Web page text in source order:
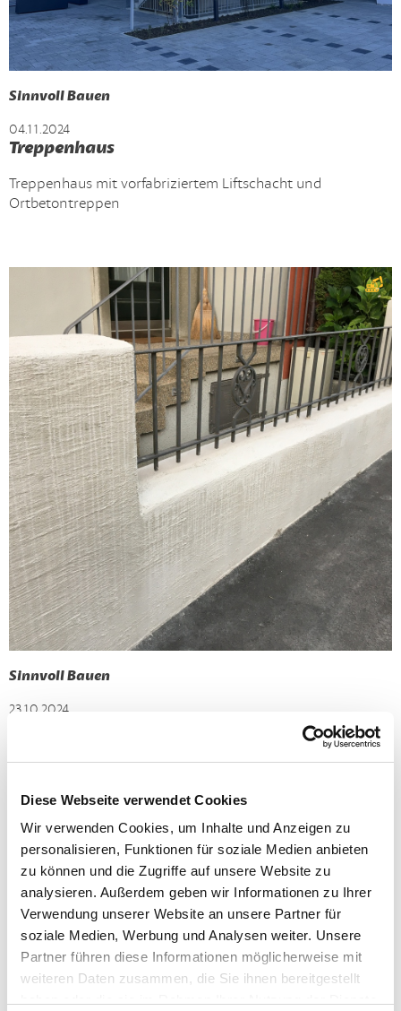
Diese Webseite verwendet Cookies
Wir verwenden Cookies, um Inhalte und Anzeigen zu
personalisieren, Funktionen für soziale Medien anbieten
zu können und die Zugriffe auf unsere Website zu
analysieren. Außerdem geben wir Informationen zu Ihrer
Verwendung unserer Website an unsere Partner für
soziale Medien, Werbung und Analysen weiter. Unsere
Partner führen diese Informationen möglicherweise mit
weiteren Daten zusammen, die Sie ihnen bereitgestellt
Sinnvoll Bauen
04.11.2024
Treppenhaus
Treppenhaus mit vorfabriziertem Liftschacht und
Ortbetontreppen
Sinnvoll Bauen
23.10.2024
Eine Gartenmauer wurde durch uns saniert und erstrahlt